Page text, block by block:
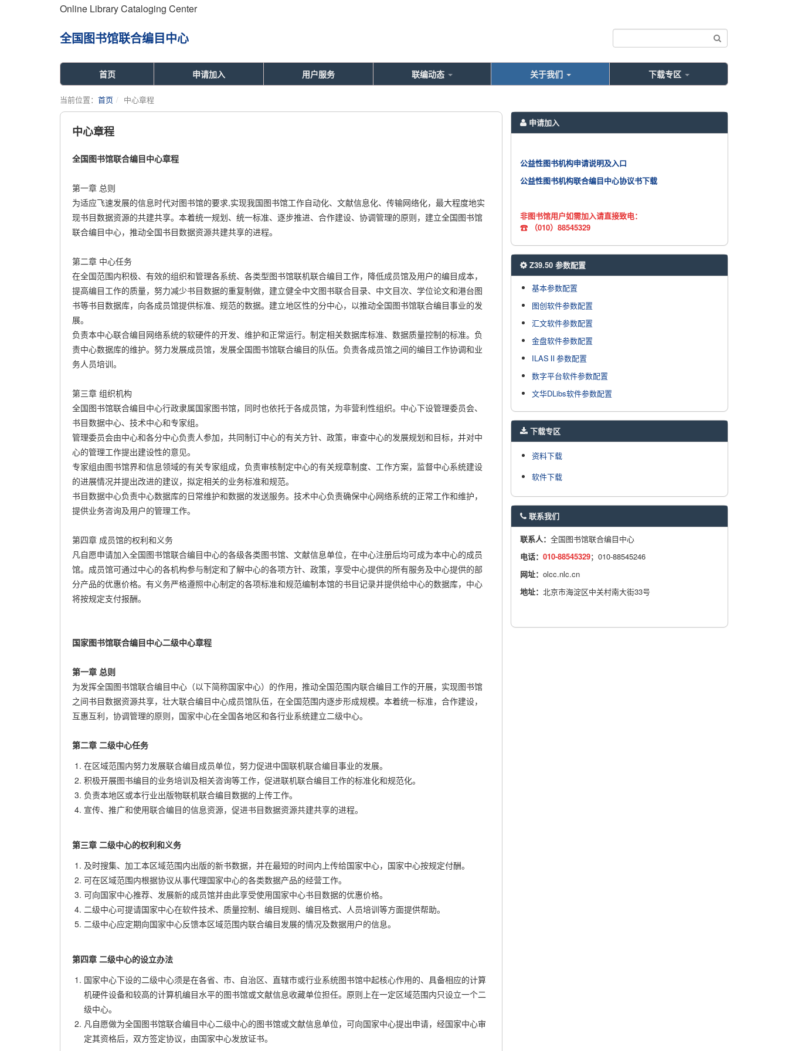
Online Library Cataloging Center
全国图书馆联合编目中心
首页 申请加入 用户服务 联编动态 关于我们 下载专区
当前位置： 首页 中心章程
中心章程
全国图书馆联合编目中心章程
第一章 总则
为适应飞速发展的信息时代对图书馆的要求,实现我国图书馆工作自动化、文献信息化、传输网络化，最大程度地实
现书目数据资源的共建共享。本着统一规划、统一标准、逐步推进、合作建设、协调管理的原则，建立全国图书馆
联合编目中心，推动全国书目数据资源共建共享的进程。
第二章 中心任务
在全国范围内积极、有效的组织和管理各系统、各类型图书馆联机联合编目工作，降低成员馆及用户的编目成本，
提高编目工作的质量，努力减少书目数据的重复制做，建立健全中文图书联合目录、中文目次、学位论文和港台图
书等书目数据库，向各成员馆提供标准、规范的数据。建立地区性的分中心，以推动全国图书馆联合编目事业的发
展。
负责本中心联合编目网络系统的软硬件的开发、维护和正常运行。制定相关数据库标准、数据质量控制的标准。负
责中心数据库的维护。努力发展成员馆，发展全国图书馆联合编目的队伍。负责各成员馆之间的编目工作协调和业
务人员培训。
第三章 组织机构
全国图书馆联合编目中心行政隶属国家图书馆，同时也依托于各成员馆，为非营利性组织。中心下设管理委员会、
书目数据中心、技术中心和专家组。
管理委员会由中心和各分中心负责人参加，共同制订中心的有关方针、政策，审查中心的发展规划和目标，并对中
心的管理工作提出建设性的意见。
专家组由图书馆界和信息领域的有关专家组成，负责审核制定中心的有关规章制度、工作方案，监督中心系统建设
的进展情况并提出改进的建议，拟定相关的业务标准和规范。
书目数据中心负责中心数据库的日常维护和数据的发送服务。技术中心负责确保中心网络系统的正常工作和维护，
提供业务咨询及用户的管理工作。
第四章 成员馆的权利和义务
凡自愿申请加入全国图书馆联合编目中心的各级各类图书馆、文献信息单位，在中心注册后均可成为本中心的成员
馆。成员馆可通过中心的各机构参与制定和了解中心的各项方针、政策，享受中心提供的所有服务及中心提供的部
分产品的优惠价格。有义务严格遵照中心制定的各项标准和规范编制本馆的书目记录并提供给中心的数据库，中心
将按规定支付报酬。
国家图书馆联合编目中心二级中心章程
第一章 总则
为发挥全国图书馆联合编目中心（以下简称国家中心）的作用，推动全国范围内联合编目工作的开展，实现图书馆
之间书目数据资源共享，壮大联合编目中心成员馆队伍，在全国范围内逐步形成规模。本着统一标准，合作建设，
互惠互利，协调管理的原则，国家中心在全国各地区和各行业系统建立二级中心。
第二章 二级中心任务
在区域范围内努力发展联合编目成员单位，努力促进中国联机联合编目事业的发展。
积极开展图书编目的业务培训及相关咨询等工作，促进联机联合编目工作的标准化和规范化。
负责本地区或本行业出版物联机联合编目数据的上传工作。
宣传、推广和使用联合编目的信息资源，促进书目数据资源共建共享的进程。
第三章 二级中心的权利和义务
及时搜集、加工本区域范围内出版的新书数据，并在最短的时间内上传给国家中心，国家中心按规定付酬。
可在区域范围内根据协议从事代理国家中心的各类数据产品的经营工作。
可向国家中心推荐、发展新的成员馆并由此享受使用国家中心书目数据的优惠价格。
二级中心可提请国家中心在软件技术、质量控制、编目规则、编目格式、人员培训等方面提供帮助。
二级中心应定期向国家中心反馈本区域范围内联合编目发展的情况及数据用户的信息。
第四章 二级中心的设立办法
国家中心下设的二级中心须是在各省、市、自治区、直辖市或行业系统图书馆中起核心作用的、具备相应的计算
机硬件设备和较高的计算机编目水平的图书馆或文献信息收藏单位担任。原则上在一定区域范围内只设立一个二
级中心。
凡自愿做为全国图书馆联合编目中心二级中心的图书馆或文献信息单位，可向国家中心提出申请，经国家中心审
定其资格后，双方签定协议，由国家中心发放证书。
申请加入
公益性图书机构申请说明及入口
公益性图书机构联合编目中心协议书下载
非图书馆用户如需加入请直接致电：
☎ （010）88545329
Z39.50 参数配置
基本参数配置
图创软件参数配置
汇文软件参数配置
金盘软件参数配置
ILASⅡ参数配置
数字平台软件参数配置
文华DLibs软件参数配置
下载专区
资料下载
软件下载
联系我们
联系人：全国图书馆联合编目中心
电话：010-88545329；010-88545246
网址：olcc.nlc.cn
地址：北京市海淀区中关村南大街33号